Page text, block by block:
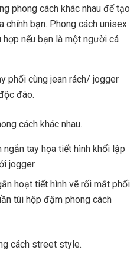
phong cách khác nhau để tạo
bạn. Phong cách unisex
nếu bạn là một người cá
phối cùng jean rách/ jogger
đáo.
cách khác nhau.
tay họa tiết hình khối lập
jogger.
hoạt tiết hình vẽ rối mắt phối
túi hộp đậm phong cách
cách street style.